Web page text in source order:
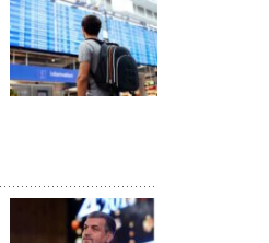
۲۲ آذر ۱۴۰۴